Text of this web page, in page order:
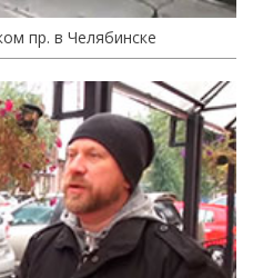
пр. в Челябинске